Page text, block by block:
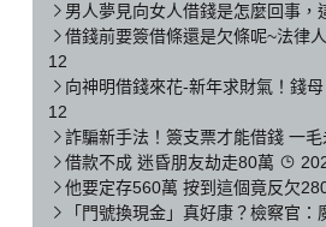
男人夢見向女人借錢是怎麼回事，
借錢前要簽借條還是欠條呢~法律
12
向神明借錢來花-新年求財氣！錢
12
詐騙新手法！簽支票才能借錢 一
借款不成 迷昏朋友劫走80萬
他要定存560萬 按到這個竟反欠
「門號換現金」真好康？檢察官：